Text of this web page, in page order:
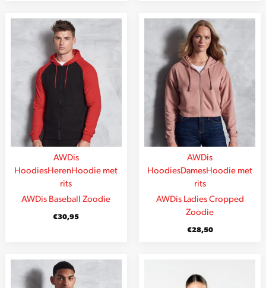
AWDis
HoodiesHerenHoodie met
rits
AWDis Baseball Zoodie
€30,95
AWDis
HoodiesDamesHoodie met
rits
AWDis Ladies Cropped
Zoodie
€28,50